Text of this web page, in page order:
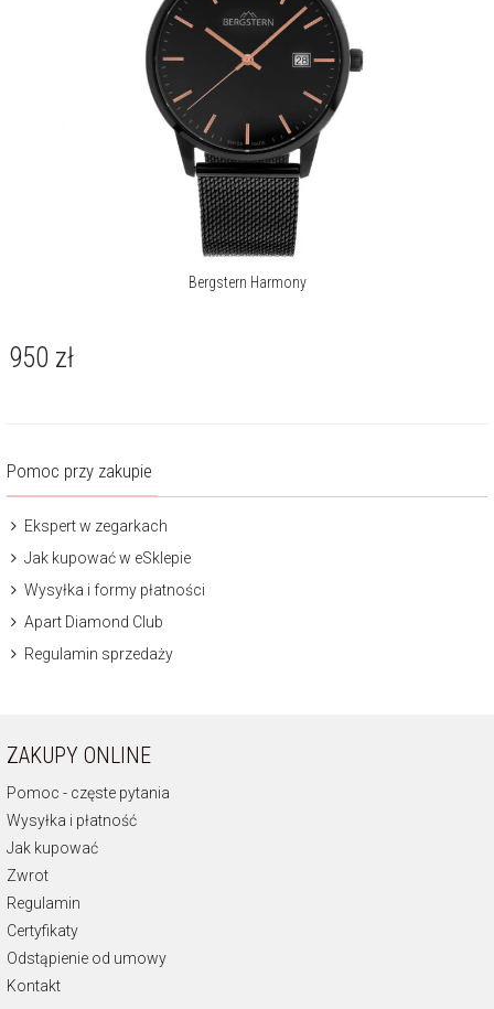
Bergstern Harmony
950 zł
Pomoc przy zakupie
Ekspert w zegarkach
Jak kupować w eSklepie
Wysyłka i formy płatności
Apart Diamond Club
Regulamin sprzedaży
ZAKUPY ONLINE
Pomoc - częste pytania
Wysyłka i płatność
Jak kupować
Zwrot
Regulamin
Certyfikaty
Odstąpienie od umowy
Kontakt